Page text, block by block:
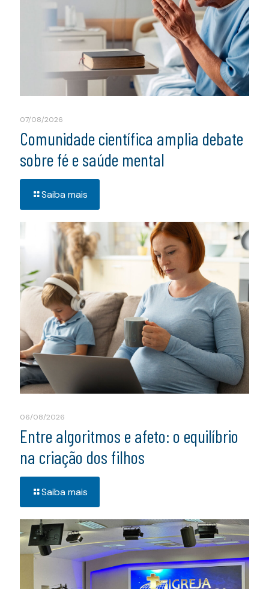
07/08/2026
Comunidade científica amplia debate
sobre fé e saúde mental
Saiba mais
06/08/2026
Entre algoritmos e afeto: o equilíbrio
na criação dos filhos
Saiba mais